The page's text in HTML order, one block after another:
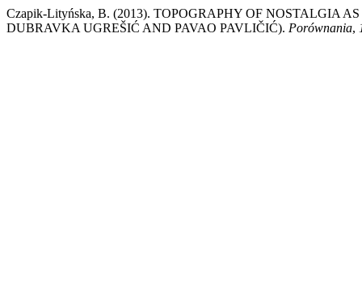
Czapik-Lityńska, B. (2013). TOPOGRAPHY OF NOSTALGIA
DUBRAVKA UGREŠIĆ AND PAVAO PAVLIČIĆ). Porównania,